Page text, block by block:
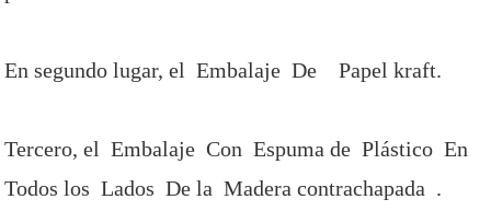
En segundo lugar, el Embalaje De Papel kraft.
Tercero, el Embalaje Con Espuma de Plástico En
Todos los Lados De la Madera contrachapada .